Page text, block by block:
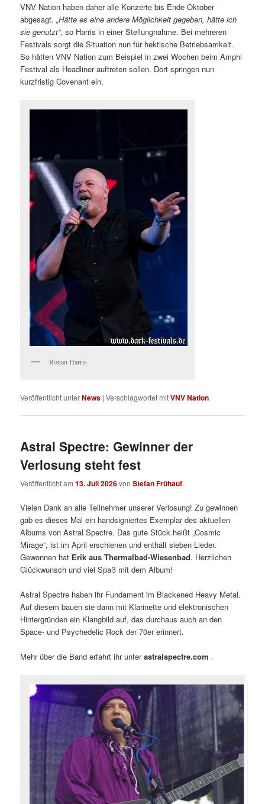
VNV Nation haben daher alle Konzerte bis Ende Oktober
abgesagt.„Hätte es eine andere Möglichkeit gegeben, hätte ich
sie genutzt“, so Harris in einer Stellungnahme. Bei mehreren
Festivals sorgt die Situation nun für hektische Betriebsamkeit.
So hätten VNV Nation zum Beispiel in zwei Wochen beim Amphi
Festival als Headliner auftreten sollen. Dort springen nun
kurzfristig Covenant ein.
Ronan Harris
Veröffentlicht unterNews |Verschlagwortet mitVNV Nation
Astral Spectre: Gewinner der
Verlosung steht fest
Veröffentlicht am13. Juli 2026vonStefan Frühauf
Vielen Dank an alle Teilnehmer unserer Verlosung! Zu gewinnen
gab es dieses Mal ein handsigniertes Exemplar des aktuellen
Albums von Astral Spectre. Das gute Stück heißt „Cosmic
Mirage“, ist im April erschienen und enthält sieben Lieder.
Gewonnen hat Erik aus Thermalbad-Wiesenbad. Herzlichen
Glückwunsch und viel Spaß mit dem Album!
Astral Spectre haben ihr Fundament im Blackened Heavy Metal.
Auf diesem bauen sie dann mit Klarinette und elektronischen
Hintergründen ein Klangbild auf, das durchaus auch an den
Space- und Psychedelic Rock der 70er erinnert.
Mehr über die Band erfahrt ihr unterastralspectre.com .